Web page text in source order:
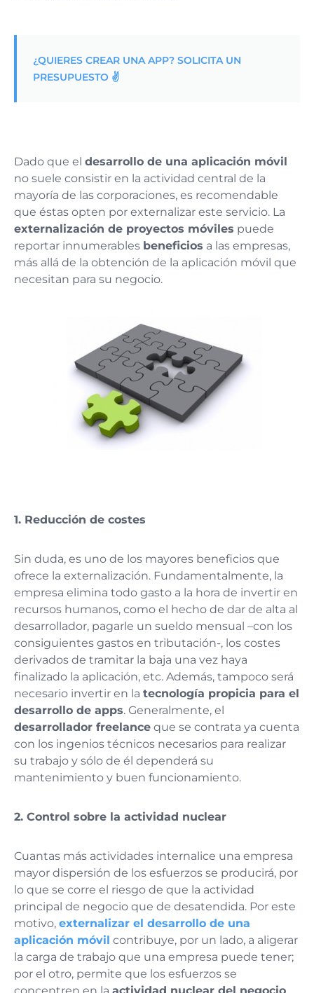
¿QUIERES CREAR UNA APP? SOLICITA UN
PRESUPUESTO ✌️
Dado que el desarrollo de una aplicación móvil
no suele consistir en la actividad central de la
mayoría de las corporaciones, es recomendable
que éstas opten por externalizar este servicio. La
externalización de proyectos móviles puede
reportar innumerables beneficios a las empresas,
más allá de la obtención de la aplicación móvil que
necesitan para su negocio.
1. Reducción de costes
Sin duda, es uno de los mayores beneficios que
ofrece la externalización. Fundamentalmente, la
empresa elimina todo gasto a la hora de invertir en
recursos humanos, como el hecho de dar de alta al
desarrollador, pagarle un sueldo mensual –con los
consiguientes gastos en tributación-, los costes
derivados de tramitar la baja una vez haya
finalizado la aplicación, etc. Además, tampoco será
necesario invertir en la tecnología propicia para el
desarrollo de apps. Generalmente, el
desarrollador freelance que se contrata ya cuenta
con los ingenios técnicos necesarios para realizar
su trabajo y sólo de él dependerá su
mantenimiento y buen funcionamiento.
2. Control sobre la actividad nuclear
Cuantas más actividades internalice una empresa
mayor dispersión de los esfuerzos se producirá, por
lo que se corre el riesgo de que la actividad
principal de negocio que de desatendida. Por este
motivo, externalizar el desarrollo de una
aplicación móvil contribuye, por un lado, a aligerar
la carga de trabajo que una empresa puede tener;
por el otro, permite que los esfuerzos se